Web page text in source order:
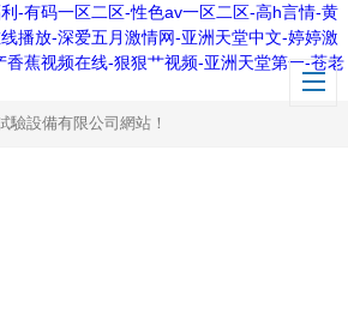
-有码一区二区-性色av一区二区-高h言情-黄
播放-深爱五月激情网-亚洲天堂中文-婷婷激
蕉视频在线-狠狠艹视频-亚洲天堂第一-苍老
驗設備有限公司網站！